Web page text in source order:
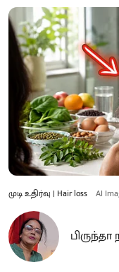
முடி உதிர்வு | Hair loss AI